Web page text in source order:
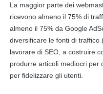
La maggior parte dei
ricevono almeno il 75% di
almeno il 75% da Google
diversificare le fonti di traffico
lavorare di SEO , a costruire
produrre articoli mediocri per
per fidelizzare gli utenti.